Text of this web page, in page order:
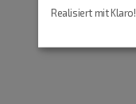
Realisiert mit Klaro!